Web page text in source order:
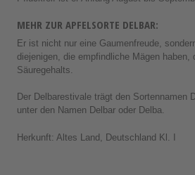
MEHR ZUR APFELSORTE DELBAR:
Er ist nicht nur eine Gaumenfreude,
diejenigen, die empfindliche Mägen haben,
Säuregehalts.
Der Delbarestivale trägt den Sortennamen
unter den Namen Delbar oder Delba.
Herkunft: Altes Land, Deutschland Kl. I